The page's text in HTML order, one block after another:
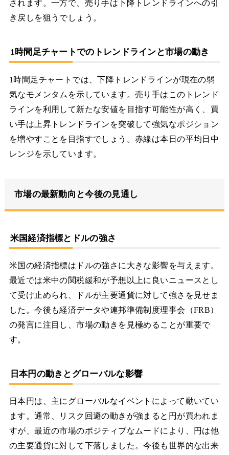
されます。一方で、売り手は下降トレンドラインへの引
き戻しを狙うでしょう。
1時間足チャートでのトレンドラインと市場の動き
1時間足チャートでは、下降トレンドラインが現在の弱
気なモメンタムを示しています。売り手はこのトレンド
ラインを利用して新たな安値を目指す可能性が高く、買
い手は上昇トレンドラインを突破して強気なポジション
を増やすことを目指すでしょう。赤線は本日の平均日中
レンジを示しています。
市場の最新動向と今後の見通し
米国経済指標とドルの強さ
米国の経済指標はドルの強さに大きな影響を与えます。
最近では米中の関税緩和が予想以上に良いニュースとし
て受け止められ、ドルが主要通貨に対して強さを見せま
した。今後も経済データや連邦準備制度理事会（FRB）
の発言に注目し、市場の動きを見極めることが重要で
す。
日本円の動きとグローバルな影響
日本円は、主にグローバルなイベントによって動いてい
ます。通常、リスク回避の動きが強まると円が買われま
すが、最近の市場のポジティブなムードにより、円は他
の主要通貨に対して下落しました。今後も世界的な出来